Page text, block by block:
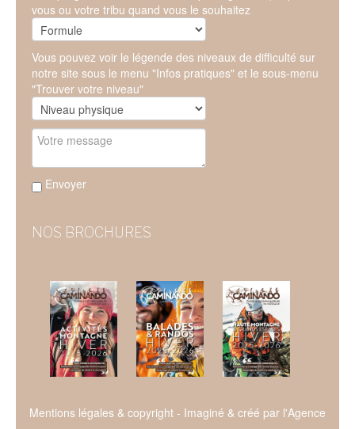
vous ou votre tribu quand vous le souhaitez
Vous pouvez voir le légende des niveaux de difficulté sur
notre site sous le menu "Infos pratiques" et le sous-menu
"Trouver votre niveau"
Envoyer
NOS BROCHURES
Mentions légales & copyright - Imaginé & créé par l'Agence